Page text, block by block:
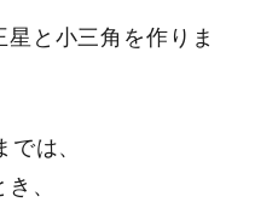
と小三角を作りま
は、
、